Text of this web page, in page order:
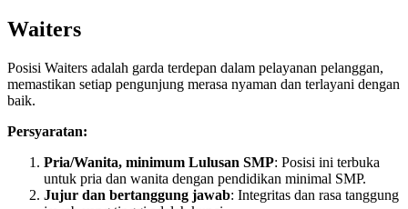
Waiters
Posisi Waiters adalah garda terdepan dalam pelayanan pelanggan,
memastikan setiap pengunjung merasa nyaman dan terlayani dengan
baik.
Persyaratan:
Pria/Wanita, minimum Lulusan SMP: Posisi ini terbuka
untuk pria dan wanita dengan pendidikan minimal SMP.
Jujur dan bertanggung jawab: Integritas dan rasa tanggung